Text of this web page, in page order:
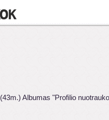
(43m.) Albumas "Profilio